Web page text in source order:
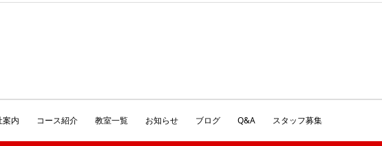
案内 コース紹介 教室一覧 お知らせ ブログ Q&A スタッフ募集